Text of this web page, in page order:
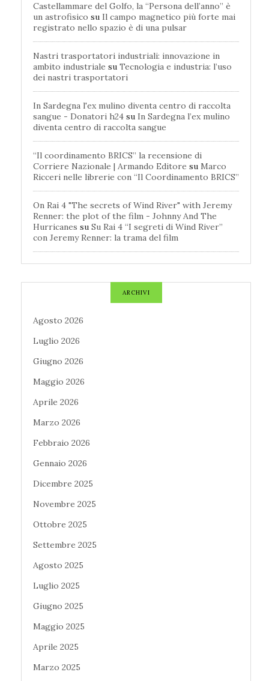
Castellammare del Golfo, la “Persona dell’anno” è
un astrofisico su Il campo magnetico più forte mai
registrato nello spazio è di una pulsar
Nastri trasportatori industriali: innovazione in
ambito industriale su Tecnologia e industria: l’uso
dei nastri trasportatori
In Sardegna l'ex mulino diventa centro di raccolta
sangue - Donatori h24 su In Sardegna l’ex mulino
diventa centro di raccolta sangue
“Il coordinamento BRICS” la recensione di
Corriere Nazionale | Armando Editore su Marco
Ricceri nelle librerie con “Il Coordinamento BRICS”
On Rai 4 "The secrets of Wind River" with Jeremy
Renner: the plot of the film - Johnny And The
Hurricanes su Su Rai 4 “I segreti di Wind River”
con Jeremy Renner: la trama del film
ARCHIVI
Agosto 2026
Luglio 2026
Giugno 2026
Maggio 2026
Aprile 2026
Marzo 2026
Febbraio 2026
Gennaio 2026
Dicembre 2025
Novembre 2025
Ottobre 2025
Settembre 2025
Agosto 2025
Luglio 2025
Giugno 2025
Maggio 2025
Aprile 2025
Marzo 2025